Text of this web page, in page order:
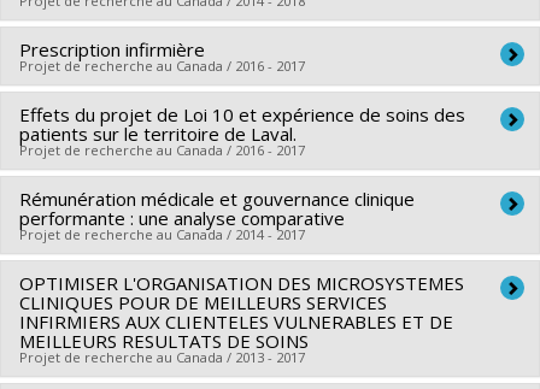
Grant programs:
santé (PASS)
Dubois,Jean-François Pelletier,Philippe Karazivan,Jean-
Louis Denis,Olivier Las Vergnas,Emmanuelle Jouet
Luigi
Flora,G. Ross Baker
Funding sources:IRSC/Instituts de recherche en santé du
Canada , MSSS/Ministère de la Santé et des Services sociaux
Grant programs:PVX88932-(PASS) Partenariats pour
l'amélioration des services de santé ,
Lead researcher : Mylaine Breton
Co-researchers : Carl Ardy Dubois
Funding sources:FRQS/Fonds de recherche du Québec -
Santé (FRSQ)
Grant programs:PVXXXXXX-Recherches sur l'urgence et le
continuum des soins
Prescription infirmière
Projet de recherche au Canada / 2016 - 2017
Lead researcher : Roxane Borgès Da Silva
Co-researchers : Carl Ardy Dubois,
Funding sources:Ordre des infirmières et infirmiers du
Québec
Grant programs:
Effets du projet de Loi 10 et expérience de soins des
patients sur le territoire de Laval.
Projet de recherche au Canada / 2016 - 2017
Lead researcher : Roxane Borgès Da Silva
Co-researchers : Régis Blais,Marie-Pascale Pomey
Ardy Dubois
Funding sources:Centre de santé et de services sociaux de
Laval
Grant programs:
Rémunération médicale et gouvernance clinique
performante : une analyse comparative
Projet de recherche au Canada / 2014 - 2017
Lead researcher : Jean-Louis Denis
Co-researchers : Raynald Pineault,Marie-Pascale Pomey
Carl Ardy Dubois,Roxane Borgès Da Silva
Funding sources:FRQSC/Fonds de recherche du Québec -
OPTIMISER L'ORGANISATION DES MICROSYSTEMES
CLINIQUES POUR DE MEILLEURS SERVICES
INFIRMIERS AUX CLIENTELES VULNERABLES ET DE
MEILLEURS RESULTATS DE SOINS
Projet de recherche au Canada / 2013 - 2017